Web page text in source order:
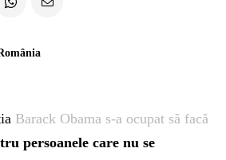
Barack Obama s-a ocupat să facă
persoanele care nu se